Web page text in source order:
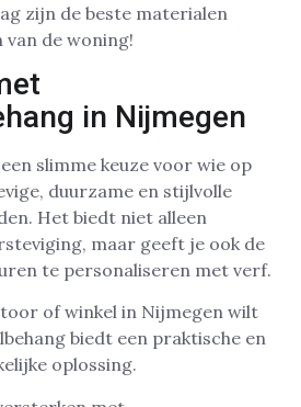
zijn de beste materialen
van de woning!
in Nijmegen
slimme keuze voor wie op
duurzame en stijlvolle
Het biedt niet alleen
maar geeft je ook de
te personaliseren met verf.
of winkel in Nijmegen wilt
biedt een praktische en
oplossing.